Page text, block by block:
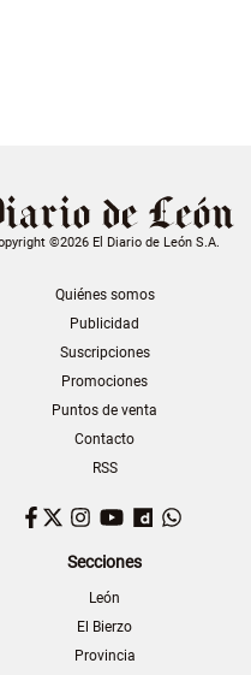
©2026 El Diario de León S.A.
Quiénes somos
Publicidad
Suscripciones
Promociones
Puntos de venta
Contacto
RSS
Facebook
TwitterInstagram
YouTubeDailymotion
Secciones
León
El Bierzo
Provincia